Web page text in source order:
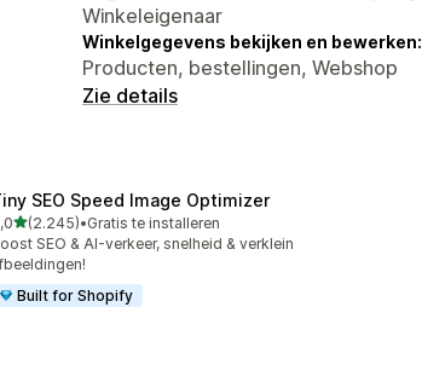
Winkeleigenaar
Winkelgegevens bekijken en bewerken:
Producten, bestellingen, Webshop
Zie details
SEO Speed Image Optimizer
van 5 sterren
(2.245)
recensies in totaal
•Gratis te installeren
SEO & AI-verkeer, snelheid & verklein
Built for Shopify